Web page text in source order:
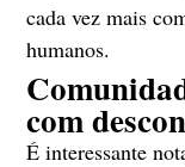
cada vez mais
humanos.
com
É interessante